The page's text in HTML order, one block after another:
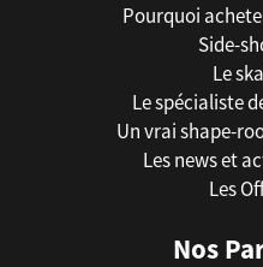
Pourquoi
Side-
Le
Le spécialiste
Un vrai shape-
Les news et
Les
Nos